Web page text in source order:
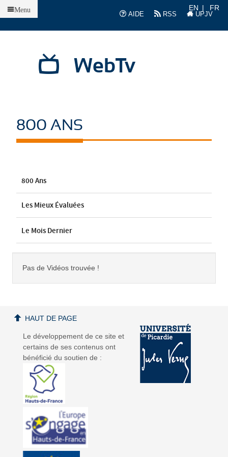
AIDE
RSS UPJV
EN FR
WebTv
Menu
800 ANS
800 Ans
Les Mieux Évaluées
Le Mois Dernier
Pas de Vidéos trouvée !
Le développement de ce site et
certains de ses contenus ont
bénéficié du soutien de :
HAUT DE PAGE